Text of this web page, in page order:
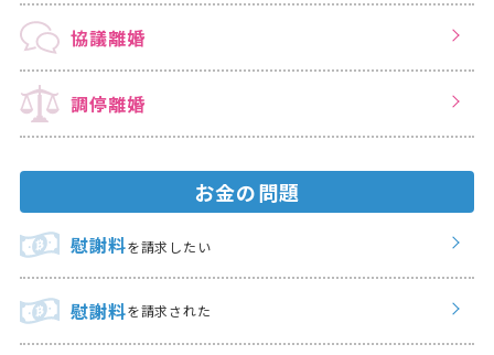
協議離婚
調停離婚
お金の問題
慰謝料を請求したい
慰謝料を請求された